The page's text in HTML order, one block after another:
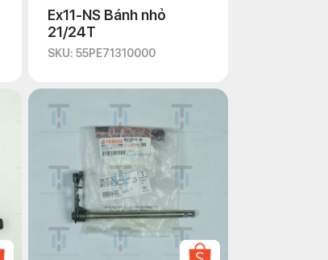
Ex11-NS Bánh nhỏ
21/24T
SKU: 55PE71310000